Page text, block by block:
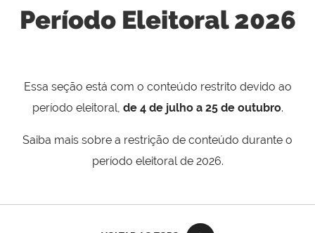
Período Eleitoral 2026
Essa seção está com o conteúdo restrito devido ao
período eleitoral, de 4 de julho a 25 de outubro.
Saiba mais sobre a restrição de conteúdo durante o
período eleitoral de 2026.